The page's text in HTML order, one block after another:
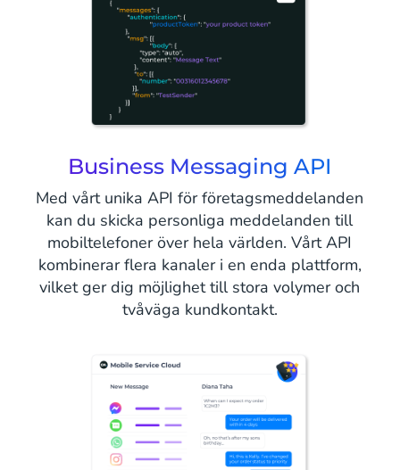
Business Messaging API
Med vårt unika API för företagsmeddelanden
kan du skicka personliga meddelanden till
mobiltelefoner över hela världen. Vårt API
kombinerar flera kanaler i en enda plattform,
vilket ger dig möjlighet till stora volymer och
tvåväga kundkontakt.